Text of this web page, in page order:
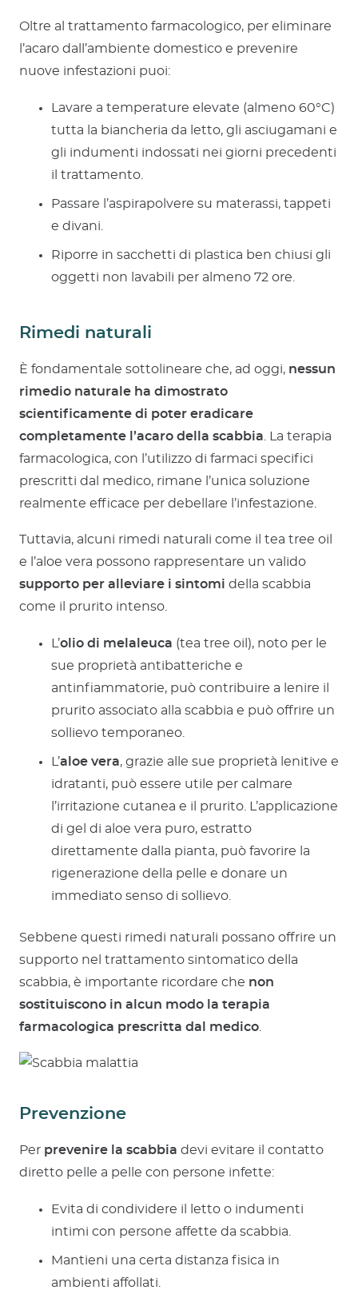
Oltre al trattamento farmacologico, per eliminare
l’acaro dall’ambiente domestico e prevenire
nuove infestazioni puoi:
Lavare a temperature elevate (almeno 60°C)
tutta la biancheria da letto, gli asciugamani e
gli indumenti indossati nei giorni precedenti
il trattamento.
Passare l’aspirapolvere su materassi, tappeti
e divani.
Riporre in sacchetti di plastica ben chiusi gli
oggetti non lavabili per almeno 72 ore.
Rimedi naturali
È fondamentale sottolineare che, ad oggi, nessun
rimedio naturale ha dimostrato
scientificamente di poter eradicare
completamente l’acaro della scabbia . La terapia
farmacologica, con l’utilizzo di farmaci specifici
prescritti dal medico, rimane l’unica soluzione
realmente efficace per debellare l’infestazione.
Tuttavia, alcuni rimedi naturali come il tea tree oil
e l’aloe vera possono rappresentare un valido
supporto per alleviare i sintomi della scabbia
come il prurito intenso.
L’olio di melaleuca (tea tree oil), noto per le
sue proprietà antibatteriche e
antinfiammatorie, può contribuire a lenire il
prurito associato alla scabbia e può offrire un
sollievo temporaneo.
L’aloe vera, grazie alle sue proprietà lenitive e
idratanti, può essere utile per calmare
l’irritazione cutanea e il prurito. L’applicazione
di gel di aloe vera puro, estratto
direttamente dalla pianta, può favorire la
rigenerazione della pelle e donare un
immediato senso di sollievo.
Sebbene questi rimedi naturali possano offrire un
supporto nel trattamento sintomatico della
scabbia, è importante ricordare che non
sostituiscono in alcun modo la terapia
farmacologica prescritta dal medico
Prevenzione
Per prevenire la scabbia devi evitare il contatto
diretto pelle a pelle con persone infette:
Evita di condividere il letto o indumenti
intimi con persone affette da scabbia.
Mantieni una certa distanza fisica in
ambienti affollati.